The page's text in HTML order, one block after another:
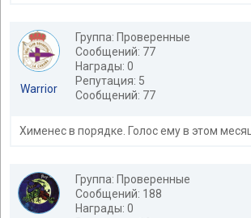
Warrior
Группа: Проверенные
Сообщений: 77
Награды: 0
Репутация: 5
Сообщений: 77
Хименес в порядке. Голос ему в этом
Группа: Проверенные
Сообщений: 188
Награды: 0